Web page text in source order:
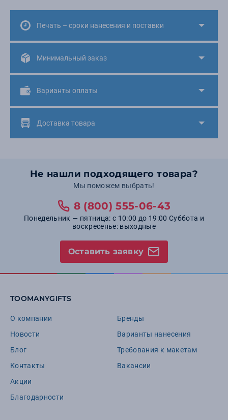
Печать – сроки нанесения и поставки
Минимальный заказ
Варианты оплаты
Доставка товара
Не нашли подходящего товара?
Мы поможем выбрать!
8 (800) 555-06-43
Понедельник — пятница: с 10:00 до 19:00 Суббота и
воскресенье: выходные
Оставить заявку
TOOMANYGIFTS
О компании
Новости
Блог
Контакты
Акции
Благодарности
Бренды
Варианты нанесения
Требования к макетам
Вакансии